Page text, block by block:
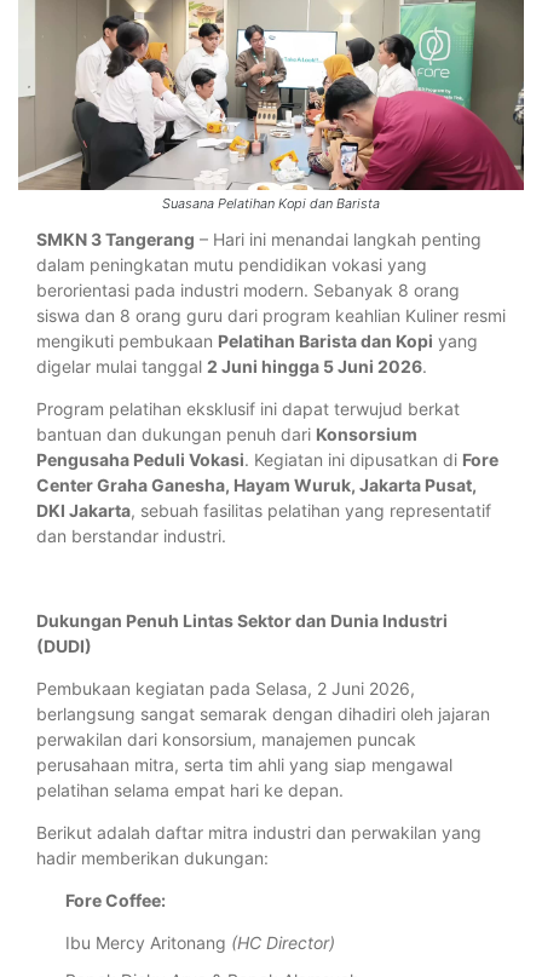
Suasana Pelatihan Kopi dan Barista
SMKN 3 Tangerang – Hari ini menandai langkah penting
dalam peningkatan mutu pendidikan vokasi yang
berorientasi pada industri modern. Sebanyak 8 orang
siswa dan 8 orang guru dari program keahlian Kuliner resmi
mengikuti pembukaan Pelatihan Barista dan Kopi yang
digelar mulai tanggal 2 Juni hingga 5 Juni 2026.
Program pelatihan eksklusif ini dapat terwujud berkat
bantuan dan dukungan penuh dari Konsorsium
Pengusaha Peduli Vokasi. Kegiatan ini dipusatkan di Fore
Center Graha Ganesha, Hayam Wuruk, Jakarta Pusat,
DKI Jakarta, sebuah fasilitas pelatihan yang representatif
dan berstandar industri.
Dukungan Penuh Lintas Sektor dan Dunia Industri
(DUDI)
Pembukaan kegiatan pada Selasa, 2 Juni 2026,
berlangsung sangat semarak dengan dihadiri oleh jajaran
perwakilan dari konsorsium, manajemen puncak
perusahaan mitra, serta tim ahli yang siap mengawal
pelatihan selama empat hari ke depan.
Berikut adalah daftar mitra industri dan perwakilan yang
hadir memberikan dukungan:
Fore Coffee:
Ibu Mercy Aritonang (HC Director)